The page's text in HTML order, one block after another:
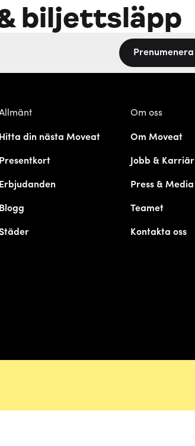
biljettsläpp
Prenumenera
Hitta din nästa Moveat
Presentkort
Erbjudanden
Blogg
Om oss
Om Moveat
Jobb & Karriär
Press & Media
Teamet
Kontakta oss